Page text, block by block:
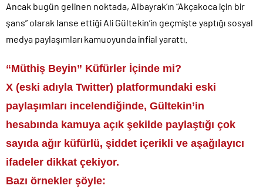
Ancak bugün gelinen noktada, Albayrak’ın “Akçakoca için bir
şans” olarak lanse ettiği Ali Gültekin’in geçmişte yaptığı sosyal
medya paylaşımları kamuoyunda infial yarattı.
“Müthiş Beyin” Küfürler İçinde mi?
X (eski adıyla Twitter) platformundaki eski
paylaşımları incelendiğinde, Gültekin’in
hesabında kamuya açık şekilde paylaştığı çok
sayıda ağır küfürlü, şiddet içerikli ve aşağılayıcı
ifadeler dikkat çekiyor.
Bazı örnekler şöyle: